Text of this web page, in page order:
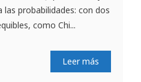
probabilidades: con dos
como Chi...
Leer más